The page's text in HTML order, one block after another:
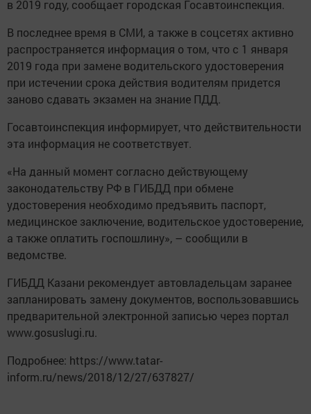
в 2019 году, сообщает городская Госавтоинспекция.
В последнее время в СМИ, а также в соцсетях активно
распространяется информация о том, что с 1 января
2019 года при замене водительского удостоверения
при истечении срока действия водителям придется
заново сдавать экзамен на знание ПДД.
Госавтоинспекция информирует, что действительности
эта информация не соответствует.
«На данный момент согласно действующему
законодательству РФ в ГИБДД при обмене
удостоверения необходимо предъявить паспорт,
медицинское заключение, водительское удостоверение,
а также оплатить госпошлину», – сообщили в
ведомстве.
ГИБДД Казани рекомендует автовладельцам заранее
запланировать замену документов, воспользовавшись
предварительной электронной записью через портал
www.gosuslugi.ru.
Подробнее: https://www.tatar-
inform.ru/news/2018/12/27/637827/